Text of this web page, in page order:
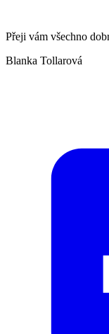
Přeji vám všechno
Blanka Tollarová